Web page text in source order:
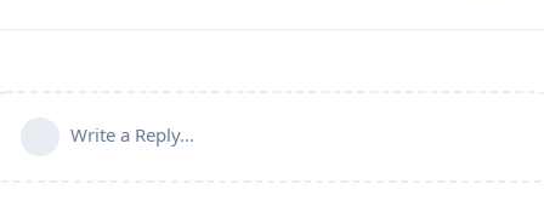
Write a Reply...